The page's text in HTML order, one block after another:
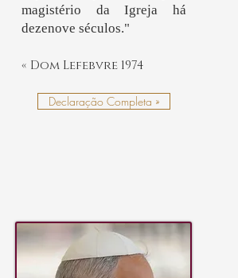
magistério da Igreja há
dezenove séculos."
« Dom Lefebvre 1974
Declaração Completa »